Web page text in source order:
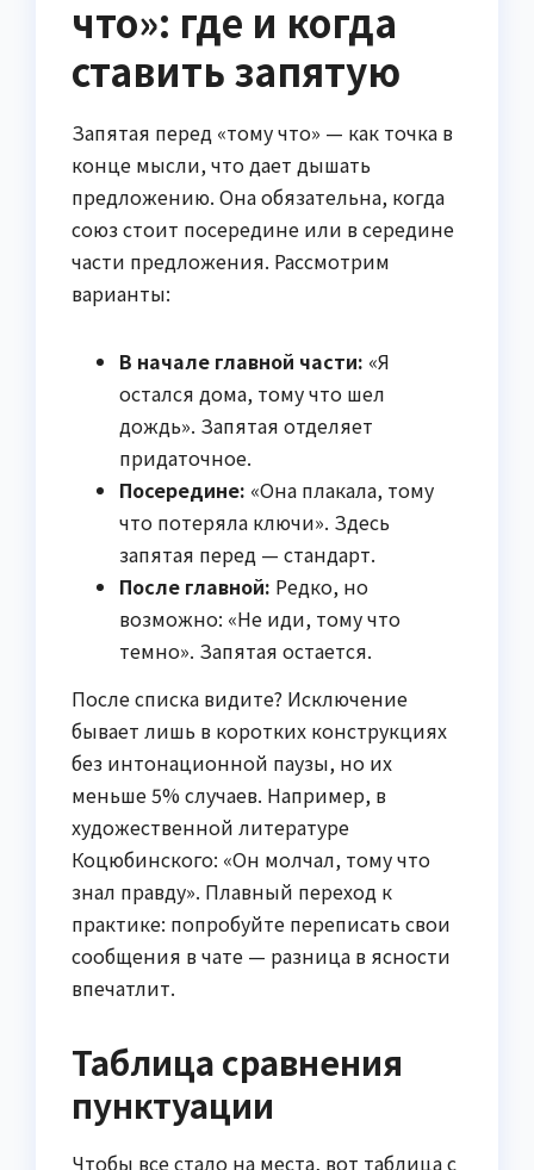
что»: где и когда
ставить запятую
Запятая перед «тому что» — как точка в
конце мысли, что дает дышать
предложению. Она обязательна, когда
союз стоит посередине или в середине
части предложения. Рассмотрим
варианты:
В начале главной части: «Я
остался дома, тому что шел
дождь». Запятая отделяет
придаточное.
Посередине: «Она плакала, тому
что потеряла ключи». Здесь
запятая перед — стандарт.
После главной: Редко, но
возможно: «Не иди, тому что
темно». Запятая остается.
После списка видите? Исключение
бывает лишь в коротких конструкциях
без интонационной паузы, но их
меньше 5% случаев. Например, в
художественной литературе
Коцюбинского: «Он молчал, тому что
знал правду». Плавный переход к
практике: попробуйте переписать свои
сообщения в чате — разница в ясности
впечатлит.
Таблица сравнения
пунктуации
Чтобы все стало на места, вот таблица с